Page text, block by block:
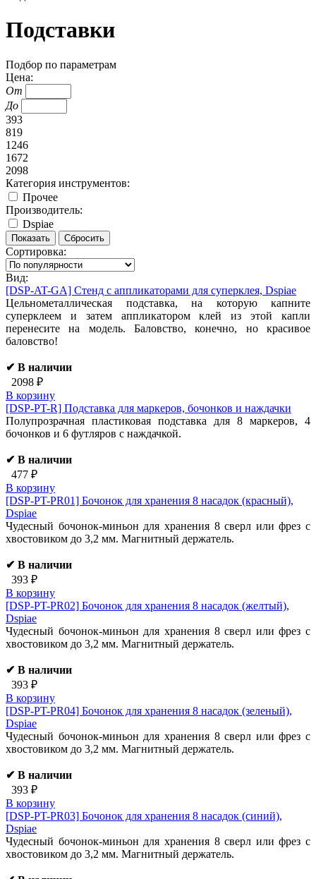
Подставки
Подбор по параметрам
Цена:
От
До
393
819
1246
1672
2098
Категория инструментов:
Прочее
Производитель:
Dspiae
Сортировка:
Вид:
[DSP-AT-GA] Стенд с аппликаторами для суперклея, Dspiae
Цельнометаллическая подставка, на которую капните
суперклеем и затем аппликатором клей из этой капли
перенесите на модель. Баловство, конечно, но красивое
баловство!
✔ В наличии
2098 ₽
В корзину
[DSP-PT-R] Подставка для маркеров, бочонков и наждачки
Полупрозрачная пластиковая подставка для 8 маркеров, 4
бочонков и 6 футляров с наждачкой.
✔ В наличии
477 ₽
В корзину
[DSP-PT-PR01] Бочонок для хранения 8 насадок (красный),
Dspiae
Чудесный бочонок-миньон для хранения 8 сверл или фрез с
хвостовиком до 3,2 мм. Магнитный держатель.
✔ В наличии
393 ₽
В корзину
[DSP-PT-PR02] Бочонок для хранения 8 насадок (желтый),
Dspiae
Чудесный бочонок-миньон для хранения 8 сверл или фрез с
хвостовиком до 3,2 мм. Магнитный держатель.
✔ В наличии
393 ₽
В корзину
[DSP-PT-PR04] Бочонок для хранения 8 насадок (зеленый),
Dspiae
Чудесный бочонок-миньон для хранения 8 сверл или фрез с
хвостовиком до 3,2 мм. Магнитный держатель.
✔ В наличии
393 ₽
В корзину
[DSP-PT-PR03] Бочонок для хранения 8 насадок (синий),
Dspiae
Чудесный бочонок-миньон для хранения 8 сверл или фрез с
хвостовиком до 3,2 мм. Магнитный держатель.